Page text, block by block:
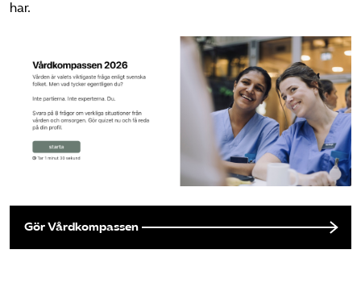
har.
Gör Vårdkompassen